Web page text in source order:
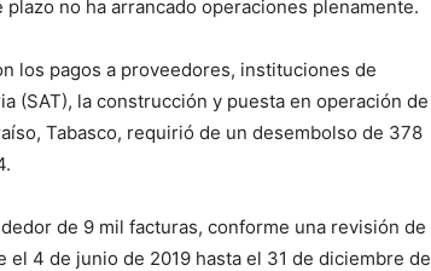
no ha arrancado operaciones plenamente.
los pagos a proveedores, instituciones de
(SAT), la construcción y puesta en operación de
Tabasco, requirió de un desembolso de 378
de 9 mil facturas, conforme una revisión de
4 de junio de 2019 hasta el 31 de diciembre de